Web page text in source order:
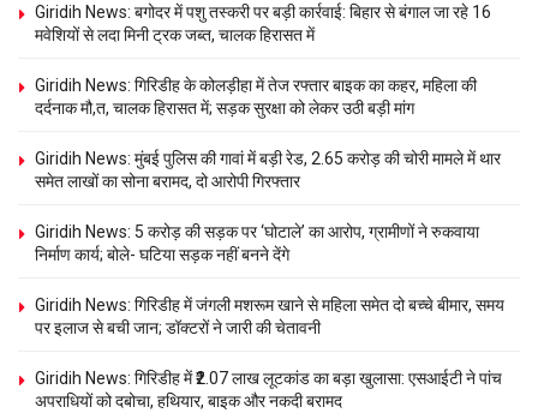
Giridih News: बगोदर में पशु तस्करी पर बड़ी कार्रवाई: बिहार से बंगाल जा रहे 16
मवेशियों से लदा मिनी ट्रक जब्त, चालक हिरासत में
Giridih News: गिरिडीह के कोलड़ीहा में तेज रफ्तार बाइक का कहर, महिला की
दर्दनाक मौ,त, चालक हिरासत में; सड़क सुरक्षा को लेकर उठी बड़ी मांग
Giridih News: मुंबई पुलिस की गावां में बड़ी रेड, 2.65 करोड़ की चोरी मामले में थार
समेत लाखों का सोना बरामद, दो आरोपी गिरफ्तार
Giridih News: 5 करोड़ की सड़क पर ‘घोटाले’ का आरोप, ग्रामीणों ने रुकवाया
निर्माण कार्य; बोले- घटिया सड़क नहीं बनने देंगे
Giridih News: गिरिडीह में जंगली मशरूम खाने से महिला समेत दो बच्चे बीमार, समय
पर इलाज से बची जान; डॉक्टरों ने जारी की चेतावनी
Giridih News: गिरिडीह में ₹2.07 लाख लूटकांड का बड़ा खुलासा: एसआईटी ने पांच
अपराधियों को दबोचा, हथियार, बाइक और नकदी बरामद